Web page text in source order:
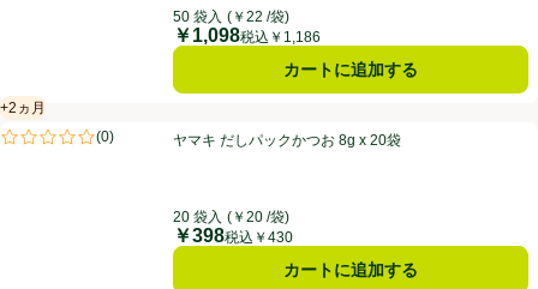
50 袋入 (￥22 /袋)
価格
￥1,098税込￥1,186
カートに追加する
ヤマキ だしパックかつお 8g x 20袋
+2ヵ月
賞味・消費期限保証：2ヵ月
(0)
評価は0件のレビューで5点中0.0点。ヤマキ だしパックかつお 8g x 20袋
20 袋入 (￥20 /袋)
価格
￥398税込￥430
カートに追加する